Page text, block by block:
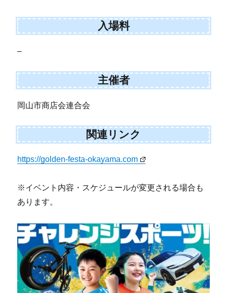
入場料
–
主催者
岡山市商店会連合会
関連リンク
https://golden-festa-okayama.com
※イベント内容・スケジュールが変更される場合も
あります。